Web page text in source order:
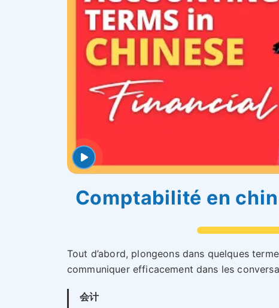
Comptabilité en
Tout d’abord, plongeons dans quelques
communiquer efficacement dans les
会计